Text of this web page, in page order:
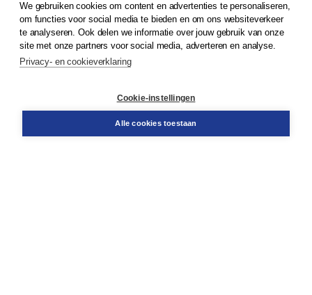
© 2026Koninklijke Boom uitgevers
Klantenservice
Service & informatie
Contact
We gebruiken cookies om content en advertenties te personaliseren,
om functies voor social media te bieden en om ons websiteverkeer
te analyseren. Ook delen we informatie over jouw gebruik van onze
site met onze partners voor social media, adverteren en analyse.
Privacy- en cookieverklaring
Cookie-instellingen
Alle cookies toestaan